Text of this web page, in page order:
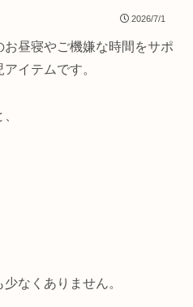
2026/7/1
昼寝やご機嫌な時間をサポ
イテムです。
なくありません。